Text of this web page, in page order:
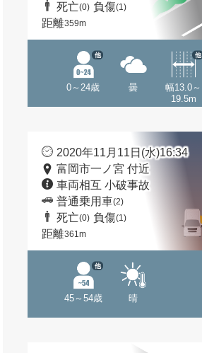
死亡(0) 負傷(1)
距離359m
0～24歳
他
曇
幅13.0～
19.5m
他
2020年11月11日(水)16:34
富岡市一ノ宮 付近
車両相互 小破事故
普通乗用車(2)
死亡(0) 負傷(1)
距離361m
45～54歳
他
晴